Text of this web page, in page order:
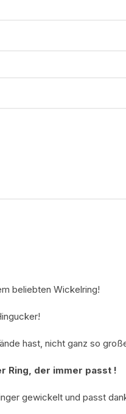
beliebten Wickelring!
hast, nicht ganz so
Ring, der immer passt !
gewickelt und passt